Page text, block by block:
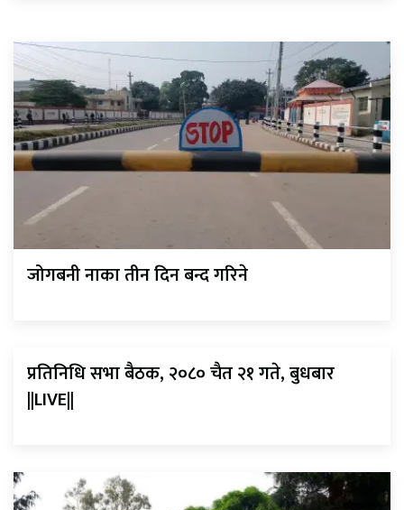
जोगबनी नाका तीन दिन बन्द गरिने
प्रतिनिधि सभा बैठक, २०८० चैत २१ गते, बुधबार
||LIVE||